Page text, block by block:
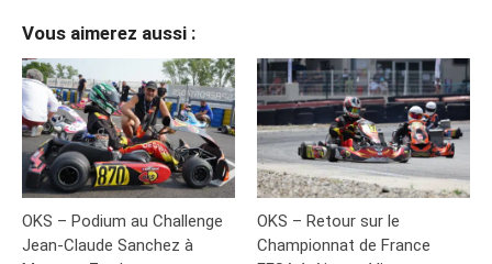
Vous aimerez aussi :
OKS – Podium au Challenge
Jean-Claude Sanchez à
OKS – Retour sur le
Championnat de France